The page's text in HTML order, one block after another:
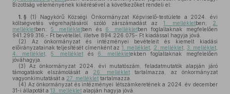
Bizottság véleményének kikérésével a következőket rendeli el:
1. § (1) Nagykörű Községi Önkormányzat Képviselő-testülete a 2024. évi
költségvetés végrehajtásáról szóló zárszámadást az1. mellékletben; 2.
mellékletben; 5. mellékletben és 6. mellékletben foglaltaknak megfelelően
941.299.316,- Ft bevétellel, illetve 894.226.075- Ft kiadással hagyja jóvá.
(2) Az önkormányzat és intézményei bevételeit és kiemelt kiadási
előirányzatainak teljesítését címenként az 1. melléklet 2. melléklet 3. melléklet
4. melléklet,5. mellékletés 6. mellékletekben foglaltaknak megfelelően
jóváhagyja.
(3) Az önkormányzat 2024. évi mutatószám, feladatmutatók alapján járó
támogatások elszámolását a 26. melléklettartalmazza, az önkormányzat
vagyonkimutatását a 27. melléklet tartalmazza.
(4) Az önkormányzat és intézményei létszámkeretének a 2024. év december
31-i állapotát a 13. melléklet alapján hagyja jóvá.